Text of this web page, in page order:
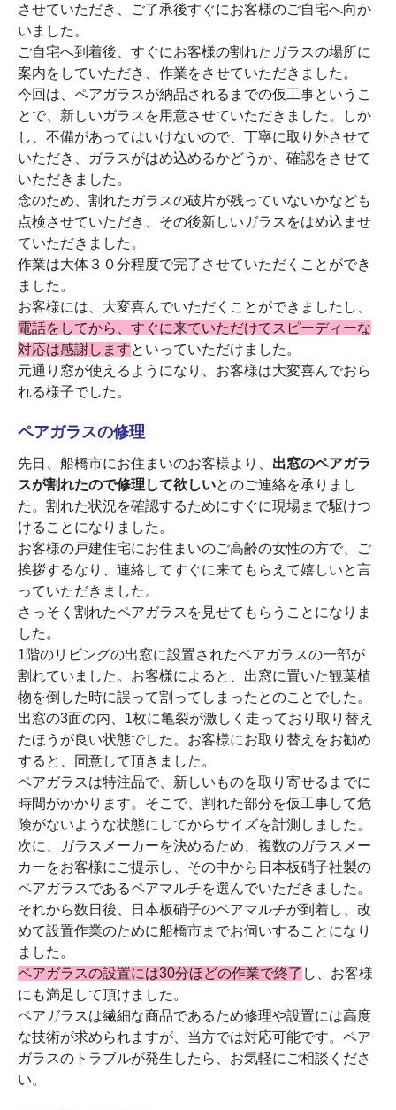
させていただき、ご了承後すぐにお客様のご自宅へ向か
いました。
ご自宅へ到着後、すぐにお客様の割れたガラスの場所に
案内をしていただき、作業をさせていただきました。
今回は、ペアガラスが納品されるまでの仮工事というこ
とで、新しいガラスを用意させていただきました。しか
し、不備があってはいけないので、丁寧に取り外させて
いただき、ガラスがはめ込めるかどうか、確認をさせて
いただきました。
念のため、割れたガラスの破片が残っていないかなども
点検させていただき、その後新しいガラスをはめ込ませ
ていただきました。
作業は大体３０分程度で完了させていただくことができ
ました。
お客様には、大変喜んでいただくことができましたし、
電話をしてから、すぐに来ていただけてスピーディーな
対応は感謝しますといっていただけました。
元通り窓が使えるようになり、お客様は大変喜んでおら
れる様子でした。
ペアガラスの修理
先日、船橋市にお住まいのお客様より、 出窓のペアガラ
スが割れたので修理して欲しいとのご連絡を承りまし
た。割れた状況を確認するためにすぐに現場まで駆けつ
けることになりました。
お客様の戸建住宅にお住まいのご高齢の女性の方で、ご
挨拶するなり、連絡してすぐに来てもらえて嬉しいと言
っていただきました。
さっそく割れたペアガラスを見せてもらうことになりま
した。
1階のリビングの出窓に設置されたペアガラスの一部が
割れていました。お客様によると、出窓に置いた観葉植
物を倒した時に誤って割ってしまったとのことでした。
出窓の3面の内、1枚に亀裂が激しく走っており取り替え
たほうが良い状態でした。お客様にお取り替えをお勧め
すると、同意して頂きました。
ペアガラスは特注品で、新しいものを取り寄せるまでに
時間がかかります。そこで、割れた部分を仮工事して危
険がないような状態にしてからサイズを計測しました。
次に、ガラスメーカーを決めるため、複数のガラスメー
カーをお客様にご提示し、その中から日本板硝子社製の
ペアガラスであるペアマルチを選んでいただきました。
それから数日後、日本板硝子のペアマルチが到着し、改
めて設置作業のために船橋市までお伺いすることになり
ました。
ペアガラスの設置には30分ほどの作業で終了 し、お客様
にも満足して頂けました。
ペアガラスは繊細な商品であるため修理や設置には高度
な技術が求められますが、当方では対応可能です。ペア
ガラスのトラブルが発生したら、お気軽にご相談くださ
い。